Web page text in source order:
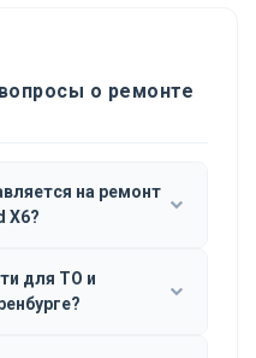
о ремонте
на ремонт
X6?
для ТО и